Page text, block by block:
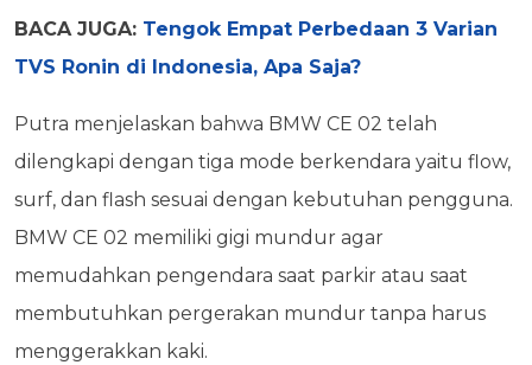
BACA JUGA: Tengok Empat Perbedaan 3 Varian
TVS Ronin di Indonesia, Apa Saja?
Putra menjelaskan bahwa BMW CE 02 telah
dilengkapi dengan tiga mode berkendara yaitu flow,
surf, dan flash sesuai dengan kebutuhan pengguna.
BMW CE 02 memiliki gigi mundur agar
memudahkan pengendara saat parkir atau saat
membutuhkan pergerakan mundur tanpa harus
menggerakkan kaki.